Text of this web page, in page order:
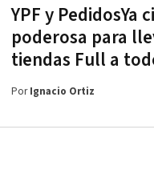
YPF y PedidosYa
poderosa para
tiendas Full a
PorIgnacio Ortiz